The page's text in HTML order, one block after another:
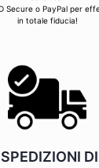
Secure o PayPal per
in totale fiducia!